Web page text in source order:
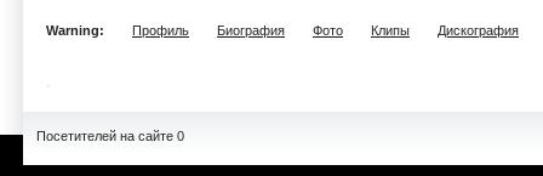
Warning: Профиль Биография Фото Клипы Дискография
Посетителей на сайте 0